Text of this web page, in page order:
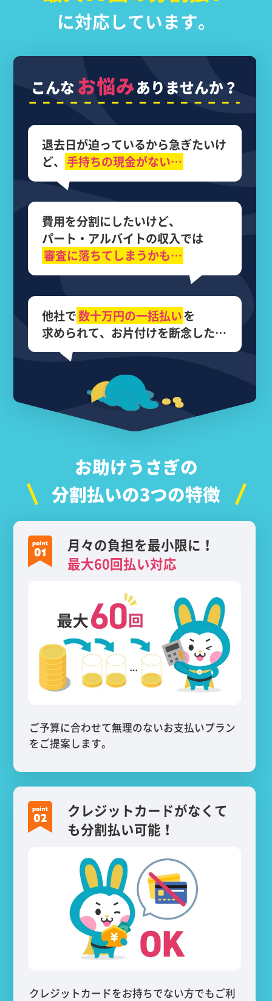
に対応しています。
こんなお悩みありませんか？
退去日が迫っているから急ぎたいけ
ど、 手持ちの現金がない…
費用を分割にしたいけど、
パート・アルバイトの収入では
審査に落ちてしまうかも…
他社で数十万円の一括払いを
求められて、 お片付けを断念した…
お助けうさぎの
分割払いの3つの特徴
月々の負担を最小限に！
最大60回払い対応
ご予算に合わせて無理のないお支払いプラン
をご提案します。
クレジットカードがなくて
も分割払い可能！
クレジットカードをお持ちでない方でもご利